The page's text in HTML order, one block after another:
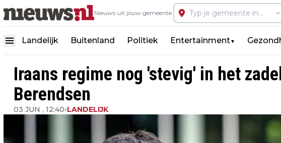
Nieuws uit jouw gemeente:
Landelijk Buitenland Politiek Entertainment▼
Iraans regime nog 'stevig' in het
Berendsen
03 JUN , 12:40•LANDELIJK